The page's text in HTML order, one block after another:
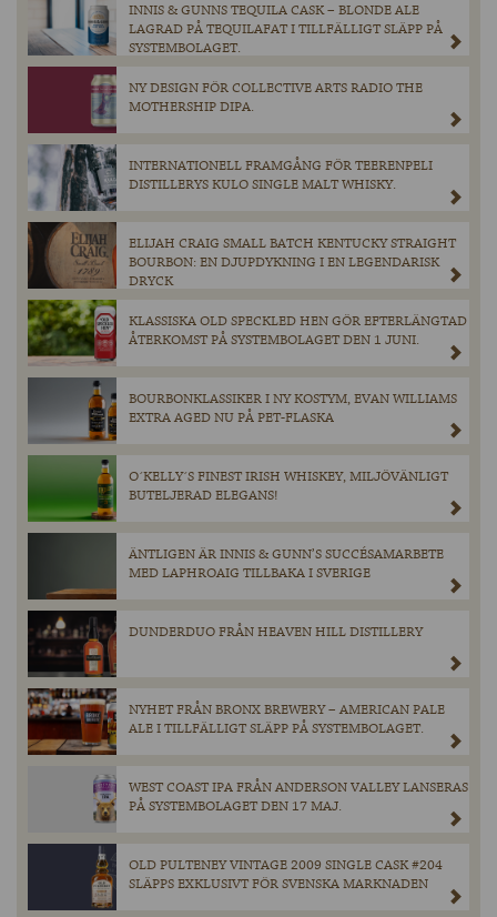
INNIS & GUNNS TEQUILA CASK – BLONDE ALE
LAGRAD PÅ TEQUILAFAT I TILLFÄLLIGT SLÄPP PÅ
SYSTEMBOLAGET.
NY DESIGN FÖR COLLECTIVE ARTS RADIO THE
MOTHERSHIP DIPA.
INTERNATIONELL FRAMGÅNG FÖR TEERENPELI
DISTILLERYS KULO SINGLE MALT WHISKY.
ELIJAH CRAIG SMALL BATCH KENTUCKY STRAIGHT
BOURBON: EN DJUPDYKNING I EN LEGENDARISK
DRYCK
KLASSISKA OLD SPECKLED HEN GÖR EFTERLÄNGTAD
ÅTERKOMST PÅ SYSTEMBOLAGET DEN 1 JUNI.
BOURBONKLASSIKER I NY KOSTYM, EVAN WILLIAMS
EXTRA AGED NU PÅ PET-FLASKA
O´KELLY´S FINEST IRISH WHISKEY, MILJÖVÄNLIGT
BUTELJERAD ELEGANS!
ÄNTLIGEN ÄR INNIS & GUNN’S SUCCÉSAMARBETE
MED LAPHROAIG TILLBAKA I SVERIGE
DUNDERDUO FRÅN HEAVEN HILL DISTILLERY
NYHET FRÅN BRONX BREWERY – AMERICAN PALE
ALE I TILLFÄLLIGT SLÄPP PÅ SYSTEMBOLAGET.
WEST COAST IPA FRÅN ANDERSON VALLEY LANSERAS
PÅ SYSTEMBOLAGET DEN 17 MAJ.
OLD PULTENEY VINTAGE 2009 SINGLE CASK #204
SLÄPPS EXKLUSIVT FÖR SVENSKA MARKNADEN